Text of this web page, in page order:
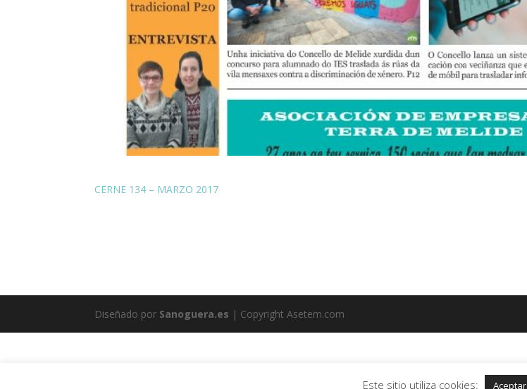
CERNE 134 – MARZO 2017
Diseñado por Sanoguera.es | Copyright Asetem.com
Este sitio utiliza cookies: Aceptar